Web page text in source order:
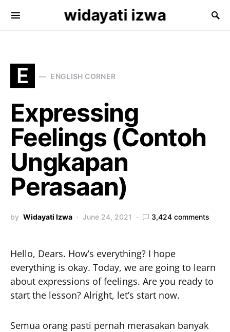
widayati izwa
Search for:
E ENGLISH CORNER
Expressing
Feelings (Contoh
Ungkapan
Perasaan)
by Widayati Izwa June 24, 2021 3,424 comments
Hello, Dears. How’s everything? I hope
everything is okay. Today, we are going to learn
about expressions of feelings. Are you ready to
start the lesson? Alright, let’s start now.
Semua orang pasti pernah merasakan banyak